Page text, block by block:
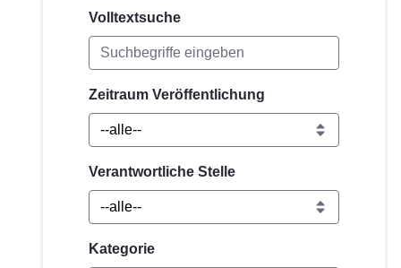
Volltextsuche
Zeitraum Veröffentlichung
Verantwortliche Stelle
Kategorie